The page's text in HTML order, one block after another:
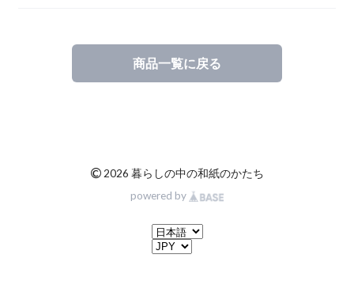
商品一覧に戻る
© 2026 暮らしの中の和紙のかたち
powered by